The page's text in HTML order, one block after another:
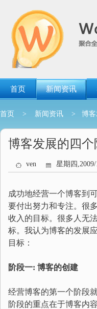
首页 新闻资讯
首页 > 新闻资讯 > 博客
博客发展的四个
ven 星期四,2009/
成功地经营一个博客到
要付出努力和专注。很
收入的目标。很多人无
标。我认为博客的发展
目标：
阶段一: 博客的创建
经营博客的第一个阶段
阶段的重点在于博客内